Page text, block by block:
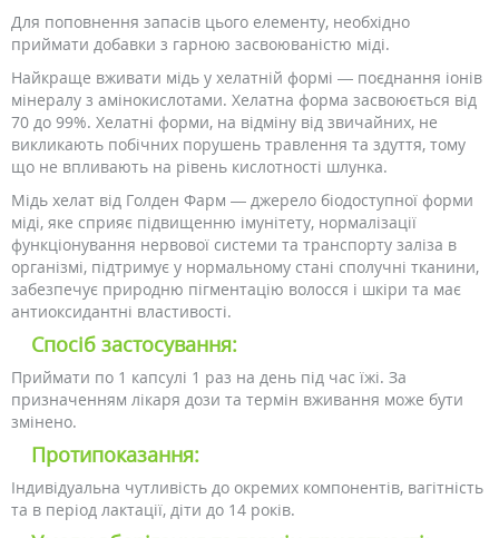
Для поповнення запасів цього елементу, необхідно
приймати добавки з гарною засвоюваністю міді.
Найкраще вживати мідь у хелатній формі — поєднання іонів
мінералу з амінокислотами. Хелатна форма засвоюється від
70 до 99%. Хелатні форми, на відміну від звичайних, не
викликають побічних порушень травлення та здуття, тому
що не впливають на рівень кислотності шлунка.
Мідь хелат від Голден Фарм — джерело біодоступної форми
міді, яке сприяє підвищенню імунітету, нормалізації
функціонування нервової системи та транспорту заліза в
організмі, підтримує у нормальному стані сполучні тканини,
забезпечує природню пігментацію волосся і шкіри та має
антиоксидантні властивості.
Спосіб застосування:
Приймати по 1 капсулі 1 раз на день під час їжі. За
призначенням лікаря дози та термін вживання може бути
змінено.
Протипоказання:
Індивідуальна чутливість до окремих компонентів, вагітність
та в період лактації, діти до 14 років.